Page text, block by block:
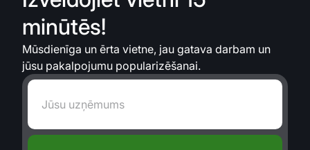
minūtēs!
Mūsdienīga un ērta vietne, jau gatava darbam un
jūsu pakalpojumu popularizēšanai.